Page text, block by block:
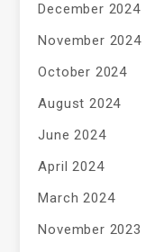
December 2024
November 2024
October 2024
August 2024
June 2024
April 2024
March 2024
November 2023